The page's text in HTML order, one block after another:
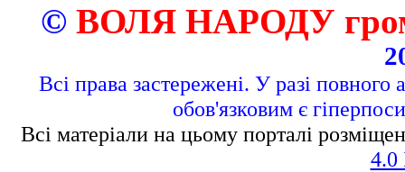
© ВОЛЯ НАРОДУ
Всі права застережені. У разі повного
обов'язковим є
Всі матеріали на цьому порталі
4.0